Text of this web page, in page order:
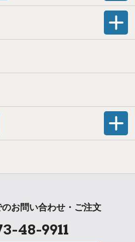
のお問い合わせ・ご注文
48-9911